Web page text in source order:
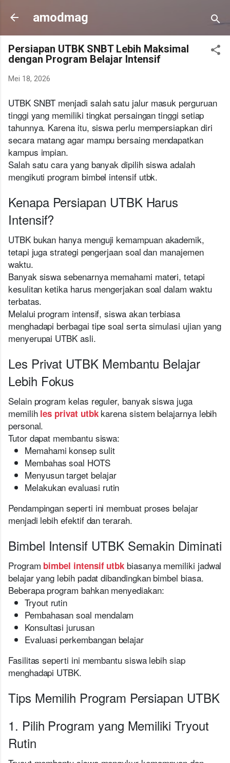
Langsung ke konten utama
amodmag
Persiapan UTBK SNBT Lebih Maksimal
dengan Program Belajar Intensif
Mei 18, 2026
UTBK SNBT menjadi salah satu jalur masuk perguruan
tinggi yang memiliki tingkat persaingan tinggi setiap
tahunnya. Karena itu, siswa perlu mempersiapkan diri
secara matang agar mampu bersaing mendapatkan
kampus impian.
Salah satu cara yang banyak dipilih siswa adalah
mengikuti program bimbel intensif utbk.
Kenapa Persiapan UTBK Harus
Intensif?
UTBK bukan hanya menguji kemampuan akademik,
tetapi juga strategi pengerjaan soal dan manajemen
waktu.
Banyak siswa sebenarnya memahami materi, tetapi
kesulitan ketika harus mengerjakan soal dalam waktu
terbatas.
Melalui program intensif, siswa akan terbiasa
menghadapi berbagai tipe soal serta simulasi ujian yang
menyerupai UTBK asli.
Les Privat UTBK Membantu Belajar
Lebih Fokus
Selain program kelas reguler, banyak siswa juga
memilih les privat utbk karena sistem belajarnya lebih
personal.
Tutor dapat membantu siswa:
Memahami konsep sulit
Membahas soal HOTS
Menyusun target belajar
Melakukan evaluasi rutin
Pendampingan seperti ini membuat proses belajar
menjadi lebih efektif dan terarah.
Bimbel Intensif UTBK Semakin Diminati
Program bimbel intensif utbk biasanya memiliki jadwal
belajar yang lebih padat dibandingkan bimbel biasa.
Beberapa program bahkan menyediakan:
Tryout rutin
Pembahasan soal mendalam
Konsultasi jurusan
Evaluasi perkembangan belajar
Fasilitas seperti ini membantu siswa lebih siap
menghadapi UTBK.
Tips Memilih Program Persiapan UTBK
1. Pilih Program yang Memiliki Tryout
Rutin